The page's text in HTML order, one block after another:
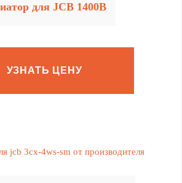
для JCB 1400B
УЗНАТЬ ЦЕНУ